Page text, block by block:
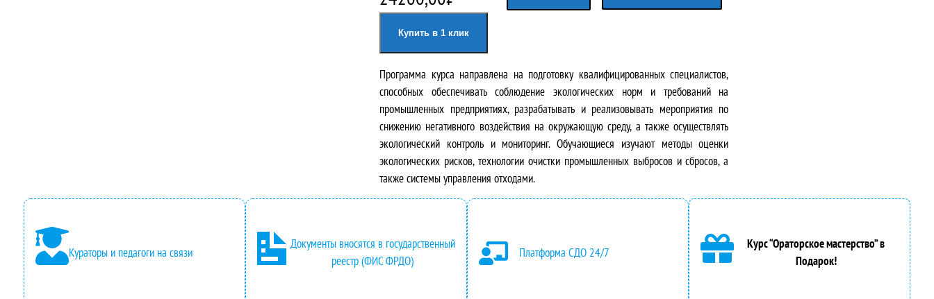
р
в
о
н
а
ч
л
е
к
у
щ
а
я
ц
Купить в 1 клик
Программа курса направлена на подготовку квалифицированных специалистов,
способных обеспечивать соблюдение экологических норм и требований на
промышленных предприятиях, разрабатывать и реализовывать мероприятия по
снижению негативного воздействия на окружающую среду, а также осуществлять
экологический контроль и мониторинг. Обучающиеся изучают методы оценки
экологических рисков, технологии очистки промышленных выбросов и сбросов, а
также системы управления отходами.
Кураторы и педагоги на связи
Документы вносятся в государственный
реестр (ФИС ФРДО)
Платформа СДО 24/7
Курс “Ораторское мастерство” в
Подарок!